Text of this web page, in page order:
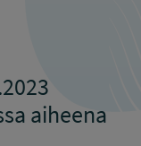
aiheena